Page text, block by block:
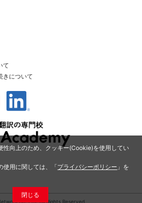
性向上のため、クッキー(Cookie)を使用してい
使用に関しては、「プライバシーポリシー 」を
閉じる
て
きについて
Co.,Ltd. All Rights Reserved.